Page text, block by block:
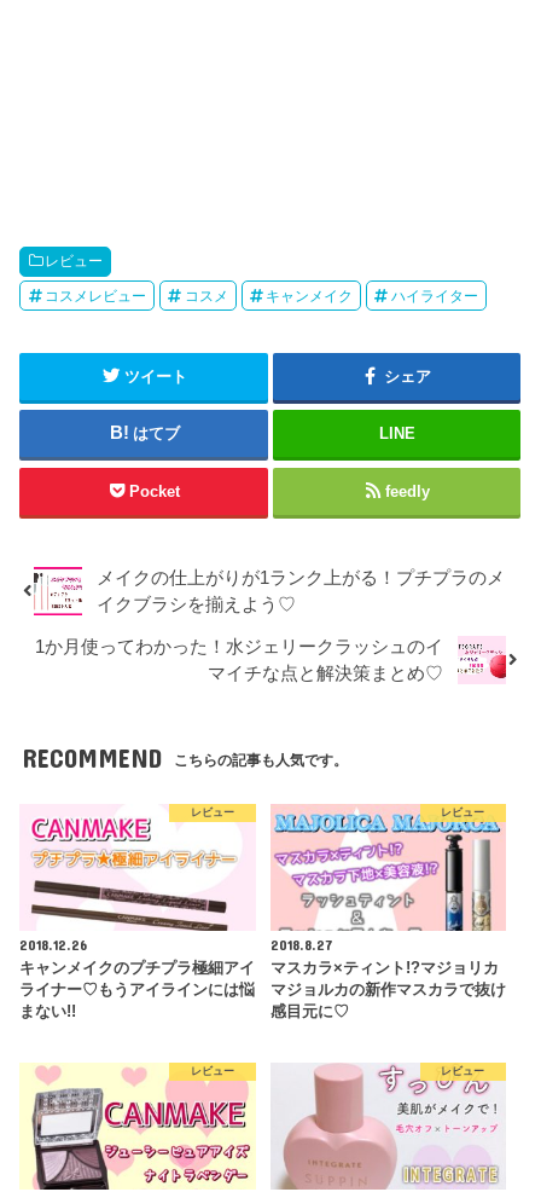
レビュー
コスメレビュー コスメ キャンメイク ハイライター
ツイート シェア
はてブ LINE
Pocket feedly
メイクの仕上がりが1ランク上がる！プチプラのメ
イクブラシを揃えよう♡
1か月使ってわかった！水ジェリークラッシュのイ
マイチな点と解決策まとめ♡
RECOMMEND こちらの記事も人気です。
レビュー
2018.12.26
キャンメイクのプチプラ極細アイ
ライナー♡もうアイラインには悩
まない!!
レビュー
2018.8.27
マスカラ×ティント!?マジョリカ
マジョルカの新作マスカラで抜け
感目元に♡
レビュー レビュー